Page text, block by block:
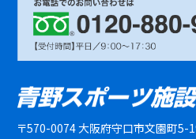
〒570-0074 大阪府守口市文園町5-